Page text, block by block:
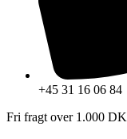
+45 31 16 06 84
Fri fragt over 1.000